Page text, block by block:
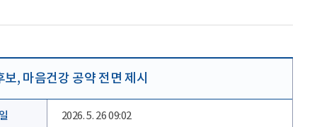
, 마음건강 공약 전면 제시
2026. 5. 26 09:02